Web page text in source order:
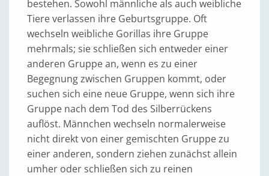
bestehen. Sowohl männliche als auch weibliche
Tiere verlassen ihre Geburtsgruppe. Oft
wechseln weibliche Gorillas ihre Gruppe
mehrmals; sie schließen sich entweder einer
anderen Gruppe an, wenn es zu einer
Begegnung zwischen Gruppen kommt, oder
suchen sich eine neue Gruppe, wenn sich ihre
Gruppe nach dem Tod des Silberrückens
auflöst. Männchen wechseln normalerweise
nicht direkt von einer gemischten Gruppe zu
einer anderen, sondern ziehen zunächst allein
umher oder schließen sich zu reinen